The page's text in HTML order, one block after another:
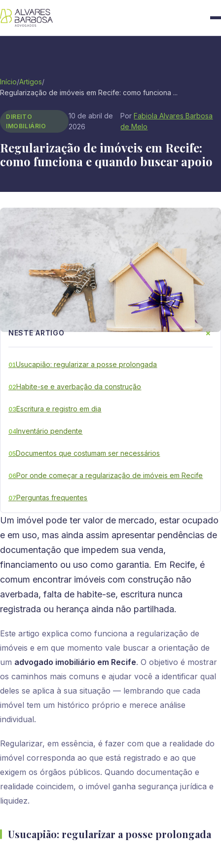
Início/Artigos/
Regularização de imóveis em Recife: como funciona ...
DIREITO
IMOBILIÁRIO
10 de abril de
2026
PorFabiola Alvares Barbosa
de Melo
Regularização de imóveis em Recife:
como funciona e quando buscar apoio
NESTE ARTIGO +
01Usucapião: regularizar a posse prolongada
02Habite-se e averbação da construção
03Escritura e registro em dia
04Inventário pendente
05Documentos que costumam ser necessários
06Por onde começar a regularização de imóveis em Recife
07Perguntas frequentes
Um imóvel pode ter valor de mercado, estar ocupado
e em uso, mas ainda assim apresentar pendências de
documentação que impedem sua venda,
financiamento ou uso como garantia. Em Recife, é
comum encontrar imóveis com construção não
averbada, falta de habite-se, escritura nunca
registrada ou herança ainda não partilhada.
Este artigo explica como funciona a regularização de
imóveis e em que momento vale buscar a orientação de
um advogado imobiliário em Recife. O objetivo é mostrar
os caminhos mais comuns e ajudar você a identificar qual
deles se aplica à sua situação — lembrando que cada
imóvel tem um histórico próprio e merece análise
individual.
Regularizar, em essência, é fazer com que a realidade do
imóvel corresponda ao que está registrado e ao que
exigem os órgãos públicos. Quando documentação e
realidade coincidem, o imóvel ganha segurança jurídica e
liquidez.
Usucapião: regularizar a posse prolongada